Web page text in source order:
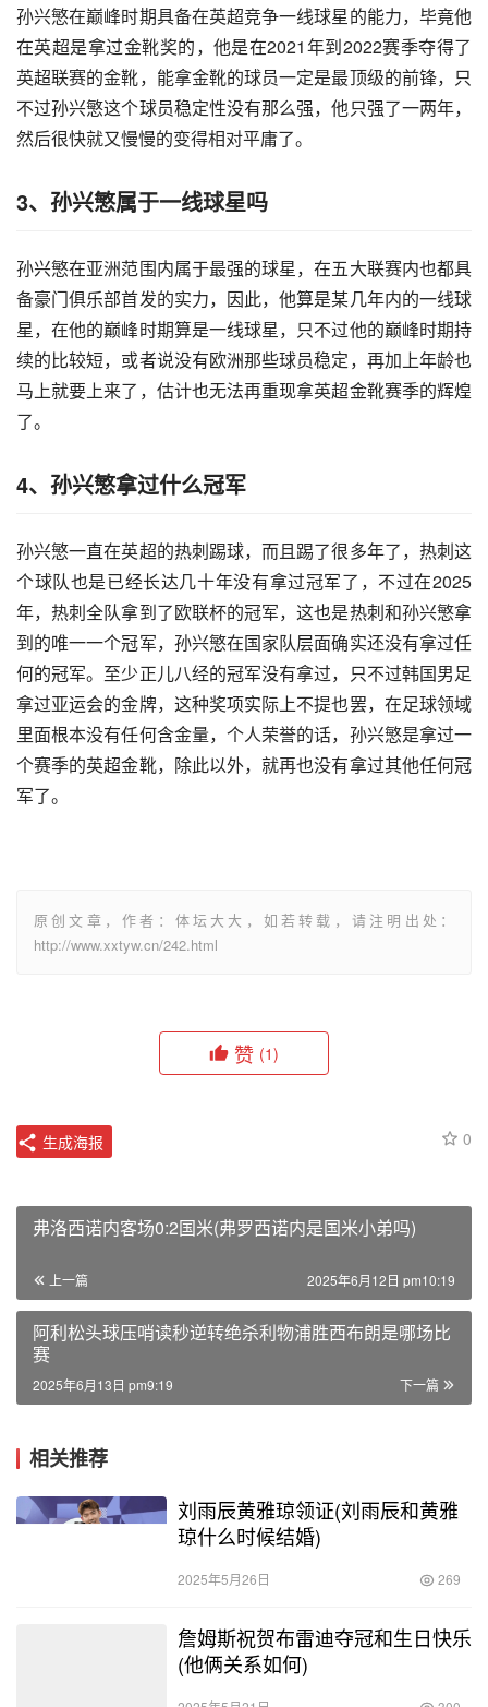
孙兴慜在巅峰时期具备在英超竞争一线球星的能力，毕竟他
在英超是拿过金靴奖的，他是在2021年到2022赛季夺得了
英超联赛的金靴，能拿金靴的球员一定是最顶级的前锋，只
不过孙兴慜这个球员稳定性没有那么强，他只强了一两年，
然后很快就又慢慢的变得相对平庸了。
3、孙兴慜属于一线球星吗
孙兴慜在亚洲范围内属于最强的球星，在五大联赛内也都具
备豪门俱乐部首发的实力，因此，他算是某几年内的一线球
星，在他的巅峰时期算是一线球星，只不过他的巅峰时期持
续的比较短，或者说没有欧洲那些球员稳定，再加上年龄也
马上就要上来了，估计也无法再重现拿英超金靴赛季的辉煌
了。
4、孙兴慜拿过什么冠军
孙兴慜一直在英超的热刺踢球，而且踢了很多年了，热刺这
个球队也是已经长达几十年没有拿过冠军了，不过在2025
年，热刺全队拿到了欧联杯的冠军，这也是热刺和孙兴慜拿
到的唯一一个冠军，孙兴慜在国家队层面确实还没有拿过任
何的冠军。至少正儿八经的冠军没有拿过，只不过韩国男足
拿过亚运会的金牌，这种奖项实际上不提也罢，在足球领域
里面根本没有任何含金量，个人荣誉的话，孙兴慜是拿过一
个赛季的英超金靴，除此以外，就再也没有拿过其他任何冠
军了。
原创文章，作者：体坛大大，如若转载，请注明出处：
http://www.xxtyw.cn/242.html
赞 (1)
0
生成海报
弗洛西诺内客场0:2国米(弗罗西诺内是国米小弟吗)
上一篇 2025年6月12日 pm10:19
阿利松头球压哨读秒逆转绝杀利物浦胜西布朗是哪场比
赛
下一篇
2025年6月13日 pm9:19
相关推荐
刘雨辰黄雅琼领证(刘雨辰和黄雅
琼什么时候结婚)
2025年5月26日 269
詹姆斯祝贺布雷迪夺冠和生日快乐
(他俩关系如何)